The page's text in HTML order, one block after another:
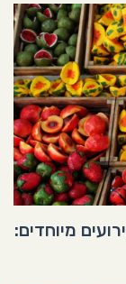
מיוחדים: